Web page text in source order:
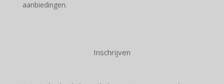
aanbiedingen.
Inschrijven